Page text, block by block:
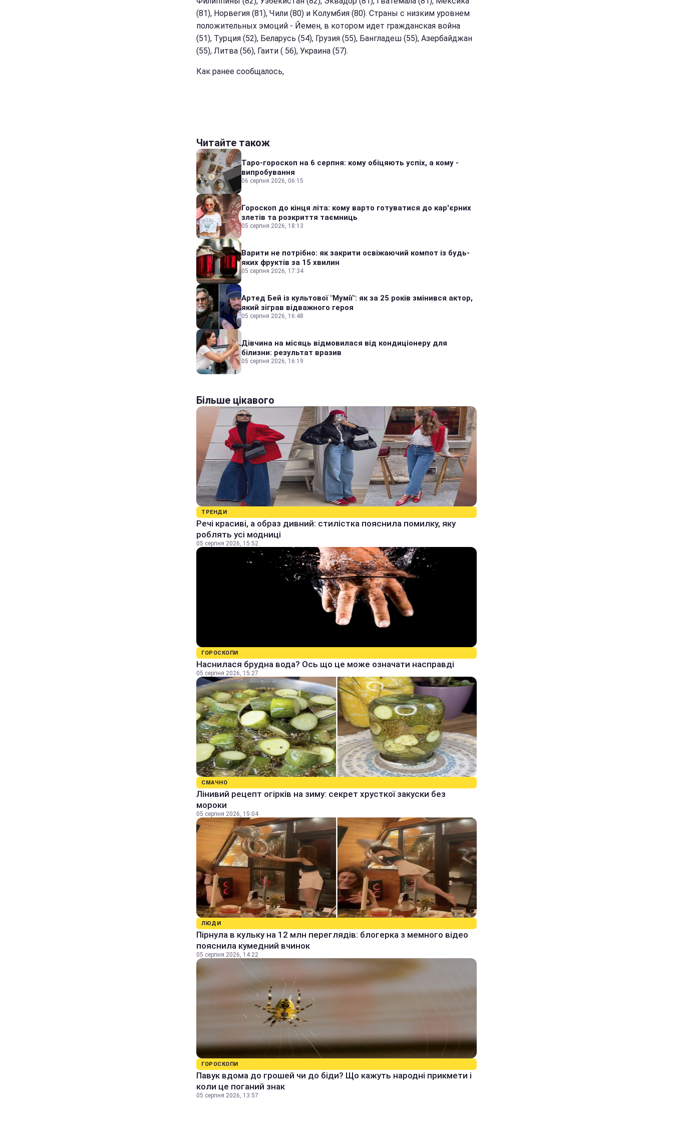
(81), Норвегия (81), Чили (80) и Колумбия (80). Страны с низким уровнем
положительных эмоций - Йемен, в котором идет гражданская война
(51), Турция (52), Беларусь (54), Грузия (55), Бангладеш (55), Азербайджан
(55), Литва (56), Гаити ( 56), Украина (57).
Как ранее сообщалось,
Читайте також
Таро-гороскоп на 6 серпня: кому обіцяють успіх, а кому -
випробування
06 серпня 2026, 06:15
Гороскоп до кінця літа: кому варто готуватися до кар'єрних
злетів та розкриття таємниць
05 серпня 2026, 18:13
Варити не потрібно: як закрити освіжаючий компот із будь-
яких фруктів за 15 хвилин
05 серпня 2026, 17:34
Артед Бей із культової "Мумії": як за 25 років змінився актор,
який зіграв відважного героя
05 серпня 2026, 16:48
Дівчина на місяць відмовилася від кондиціонеру для
білизни: результат вразив
05 серпня 2026, 16:19
Більше цікавого
ТРЕНДИ
Речі красиві, а образ дивний: стилістка пояснила помилку, яку
роблять усі модниці
05 серпня 2026, 15:52
ГОРОСКОПИ
Наснилася брудна вода? Ось що це може означати насправді
05 серпня 2026, 15:27
СМАЧНО
Лінивий рецепт огірків на зиму: секрет хрусткої закуски без
мороки
05 серпня 2026, 15:04
ЛЮДИ
Пірнула в кульку на 12 млн переглядів: блогерка з мемного відео
пояснила кумедний вчинок
05 серпня 2026, 14:22
ГОРОСКОПИ
Павук вдома до грошей чи до біди? Що кажуть народні прикмети і
коли це поганий знак
05 серпня 2026, 13:57